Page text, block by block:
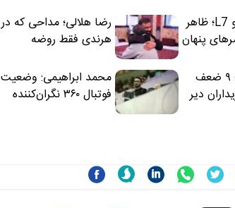
معایب لوکانو L7؛ ظاهر
پنهان
رضا هلالی؛ مداحی که در
هرندی فقط روضه
«تکیه‌گاه آقا مرتضی
علی(ع)» را جدی‌تر
معایب تیارا؛ ۹ ضعف
دیر
محمد ابراهیمی: وضعیت
فوتبال ۳۶۰ نگران‌کننده